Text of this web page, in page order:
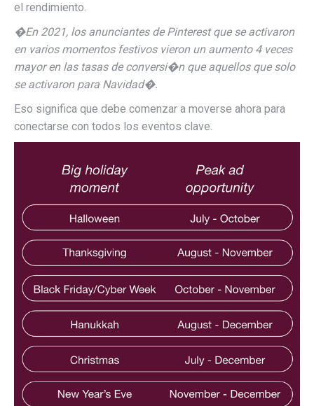
el rendimiento.
�En 2021, los anunciantes de Pinterest que se activaron
en varios momentos festivos vieron un aumento 4 veces
mayor en las tasas de conversi�n que aquellos que solo
se activaron para Navidad�.
Eso significa que debe comenzar a moverse ahora para
conectarse con todos los eventos clave.